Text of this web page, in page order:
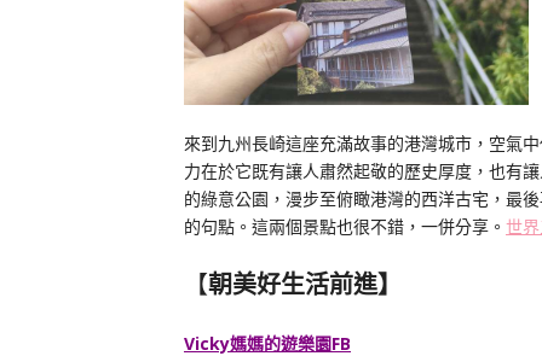
來到九州長崎這座充滿故事的港灣城市，空氣
力在於它既有讓人肅然起敬的歷史厚度，也有
的綠意公園，漫步至俯瞰港灣的西洋古宅，最
的句點。這兩個景點也很不錯，一併分享。 世
【朝美好生活前進】
Vicky媽媽的遊樂園FB